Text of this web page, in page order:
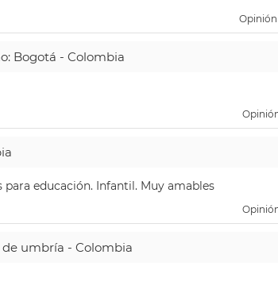
Opinión
Bogotá - Colombia
educación. Infantil. Muy amables
de umbría - Colombia